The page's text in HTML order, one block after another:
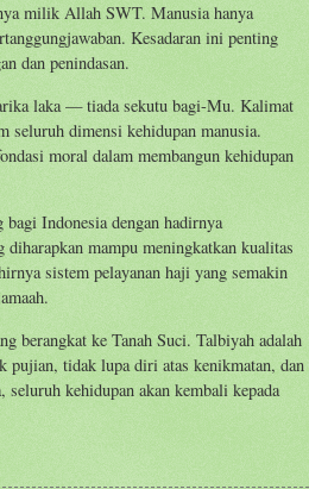
milik Allah SWT. Manusia hanya
Kesadaran ini penting
dan penindasan.
laka — tiada sekutu bagi-Mu. Kalimat
seluruh dimensi kehidupan manusia.
moral dalam membangun kehidupan
Indonesia dengan hadirnya
mampu meningkatkan kualitas
sistem pelayanan haji yang semakin
berangkat ke Tanah Suci. Talbiyah adalah
pujian, tidak lupa diri atas kenikmatan, dan
seluruh kehidupan akan kembali kepada